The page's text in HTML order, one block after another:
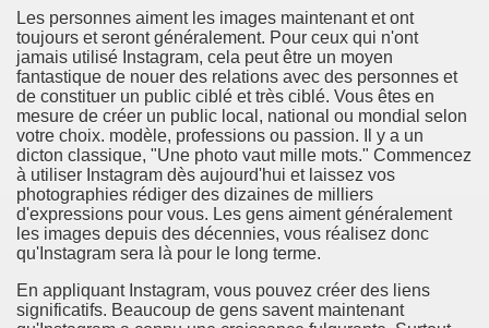
Les personnes aiment les images maintenant et ont
toujours et seront généralement. Pour ceux qui n'ont
jamais utilisé Instagram, cela peut être un moyen
fantastique de nouer des relations avec des personnes et
de constituer un public ciblé et très ciblé. Vous êtes en
mesure de créer un public local, national ou mondial selon
votre choix. modèle, professions ou passion. Il y a un
dicton classique, "Une photo vaut mille mots." Commencez
à utiliser Instagram dès aujourd'hui et laissez vos
photographies rédiger des dizaines de milliers
d'expressions pour vous. Les gens aiment généralement
les images depuis des décennies, vous réalisez donc
qu'Instagram sera là pour le long terme.
En appliquant Instagram, vous pouvez créer des liens
significatifs. Beaucoup de gens savent maintenant
Sheet
for Online Startups